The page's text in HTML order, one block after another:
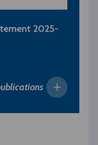
2025-